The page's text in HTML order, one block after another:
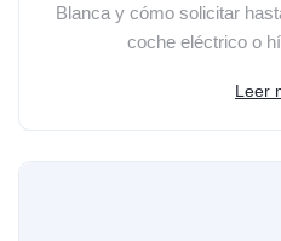
Blanca y cómo solicitar
coche eléctrico o
Leer